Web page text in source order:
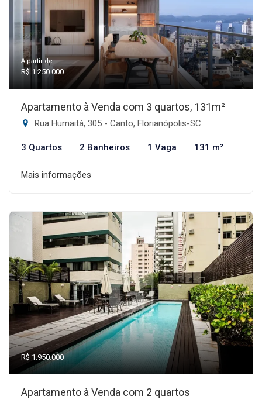
A partir de:
R$ 1.250.000
Apartamento à Venda com 3 quartos, 131m²
Rua Humaitá, 305 - Canto, Florianópolis-SC
3 Quartos 2 Banheiros 1 Vaga 131 m²
Mais informações
R$ 1.950.000
Apartamento à Venda com 2 quartos